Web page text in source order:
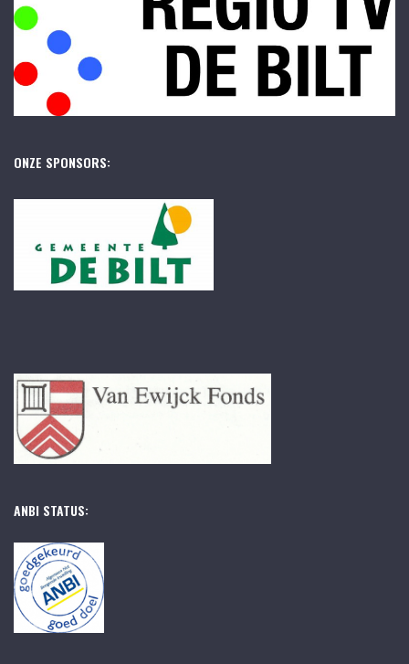
ONZE SPONSORS:
ANBI STATUS: